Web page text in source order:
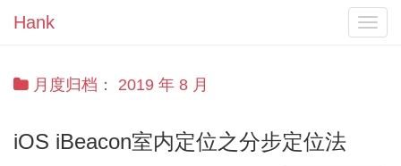
Hank
月度归档： 2019 年 8 月
iOS iBeacon室内定位之分步定位法